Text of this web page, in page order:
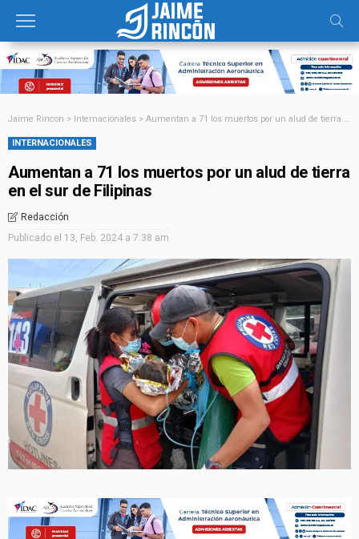
Jaime Rincon > Internacionales > Aumentan a 71 los muertos por un alud de tierra en el sur de Filipinas
INTERNACIONALES
Aumentan a 71 los muertos por un alud de tierra
en el sur de Filipinas
Redacción
Publicado el 13, Feb. 2024 a 7:38 am